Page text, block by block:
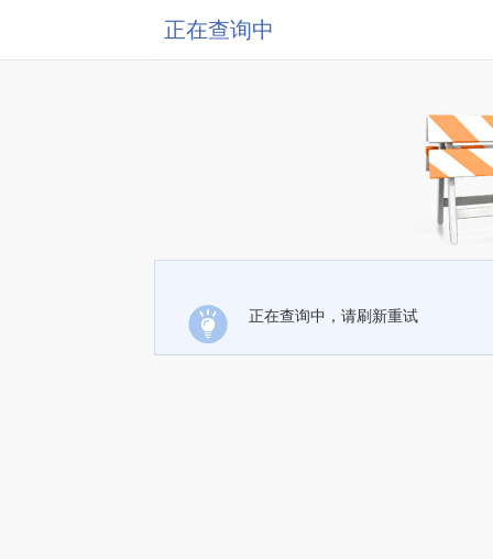
正在查询中
正在查询中，请刷新重试